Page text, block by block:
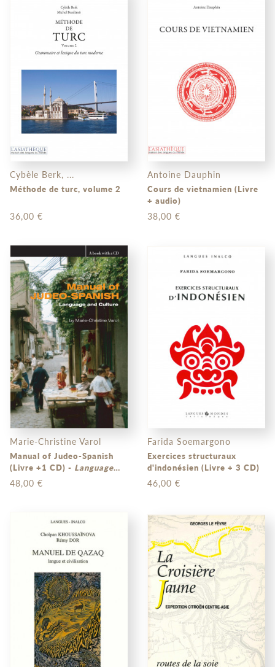
Cybèle Berk, ...
Méthode de turc, volume 2
36,00 €
Antoine Dauphin
Cours de vietnamien (Livre
+ audio)
38,00 €
Marie-Christine Varol
Manual of Judeo-Spanish
(Livre +1 CD) - Language
and Culture
48,00 €
Farida Soemargono
Exercices structuraux
d'indonésien (Livre + 3 CD)
46,00 €